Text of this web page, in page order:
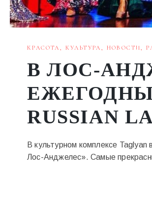
КРАСОТА , КУЛЬТУРА , НОВОСТИ,
В ЛОС-
RUSSIAN
В культурном комплексе
Лос-Анджелес». Самые